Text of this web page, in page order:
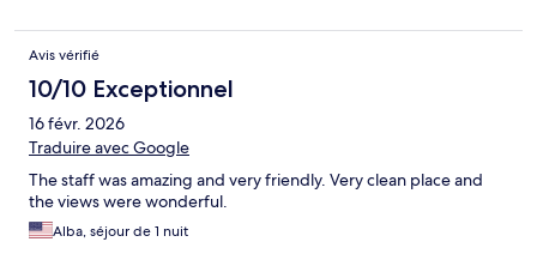
Avis vérifié
10/10 Exceptionnel
16 févr. 2026
Traduire avec Google
The staff was amazing and very friendly. Very clean place and
the views were wonderful.
Alba, séjour de 1 nuit